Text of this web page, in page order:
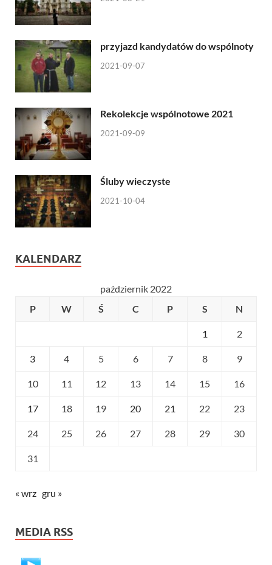
przyjazd kandydatów do wspólnoty
2021-09-07
Rekolekcje wspólnotowe 2021
2021-09-09
Śluby wieczyste
2021-10-04
KALENDARZ
październik 2022
P
W Ś C P S N
1 2
3 4 5 6 7 8 9
10 11 12 13 14 15 16
17 18 19 20 21 22 23
24 25 26 27 28 29 30
31
« wrz gru »
MEDIA RSS